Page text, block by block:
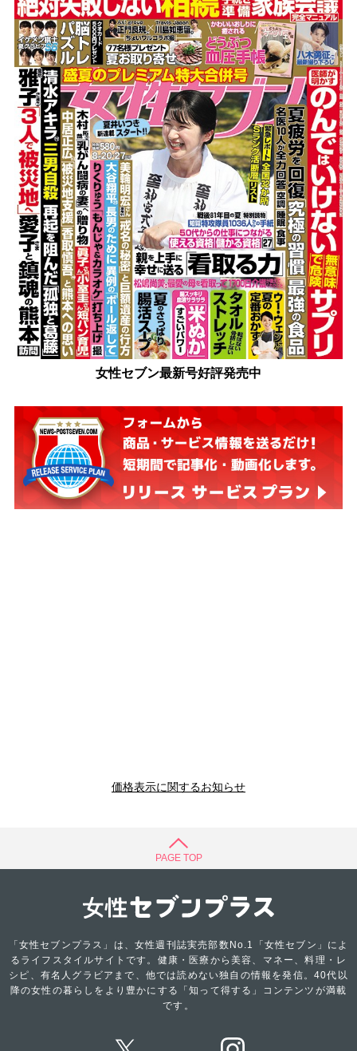
女性セブン最新号好評発売中
価格表示に関するお知らせ
PAGE TOP
「女性セブンプラス」は、女性週刊誌実売部数No.1「女性セブン」によ
るライフスタイルサイトです。健康・医療から美容、マネー、料理・レ
シピ、有名人グラビアまで、他では読めない独自の情報を発信。40代以
降の女性の暮らしをより豊かにする「知って得する」コンテンツが満載
です。